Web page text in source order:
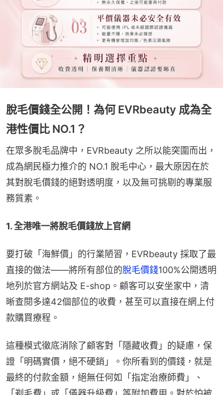
脫毛價錢全公開！為何 EVRbeauty 成為全
港性價比 NO.1？
在眾多脫毛品牌中，EVRbeauty 之所以能突圍而出，
成為網民極力推介的 NO.1 脫毛中心，最大原因在於
其對脫毛價錢的絕對透明度，以及無可挑剔的專業服
務質素。
1. 全港唯一將脫毛價錢放上官網
要打破「海鮮價」的行業陋習，EVRbeauty 採取了最
直接的做法——將所有部位的脫毛價錢100%公開透明
地列於官方網站及 E-shop。顧客可以安坐家中，清
晰查閱多達42個部位的收費，甚至可以直接在網上付
款購買療程。
這種模式徹底消除了顧客對「隱藏收費」的疑慮，保
證「明碼實價，絕不硬銷」。你所看到的價錢，就是
最終的付款金額，絕無任何如「指定治療師費」、